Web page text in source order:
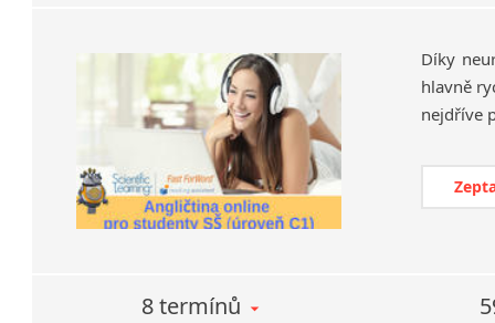
Díky
hlavně
8 termínů